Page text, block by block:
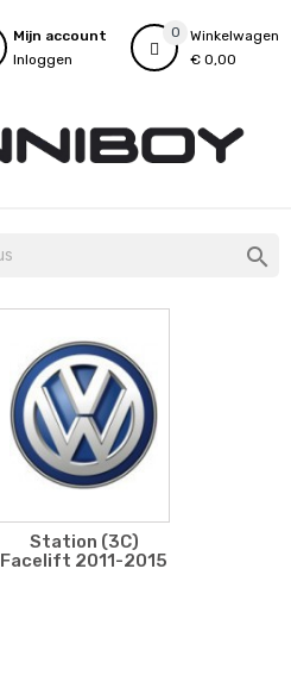
0
Winkelwagen
€ 0,00
Mijn account
Inloggen

Station (3C)
Facelift 2011-2015